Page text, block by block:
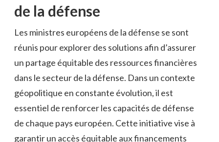
de la défense
Les ministres européens de la défense se sont
réunis ‌pour explorer des solutions afin d’assurer
‌un partage équitable ⁢des ressources financières
dans le secteur de la défense. Dans‍ un contexte
géopolitique⁤ en constante évolution, il est
essentiel de ​renforcer ⁤les capacités de ‍défense
de chaque pays européen. Cette ​initiative vise à
garantir un accès équitable aux financements